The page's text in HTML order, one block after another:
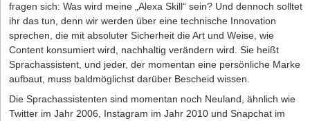
fragen sich: Was wird meine „Alexa Skill“ sein? Und dennoch solltet
ihr das tun, denn wir werden über eine technische Innovation
sprechen, die mit absoluter Sicherheit die Art und Weise, wie
Content konsumiert wird, nachhaltig verändern wird. Sie heißt
Sprachassistent, und jeder, der momentan eine persönliche Marke
aufbaut, muss baldmöglichst darüber Bescheid wissen.
Die Sprachassistenten sind momentan noch Neuland, ähnlich wie
Twitter im Jahr 2006, Instagram im Jahr 2010 und Snapchat im